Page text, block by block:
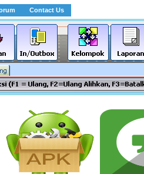
Contact Us